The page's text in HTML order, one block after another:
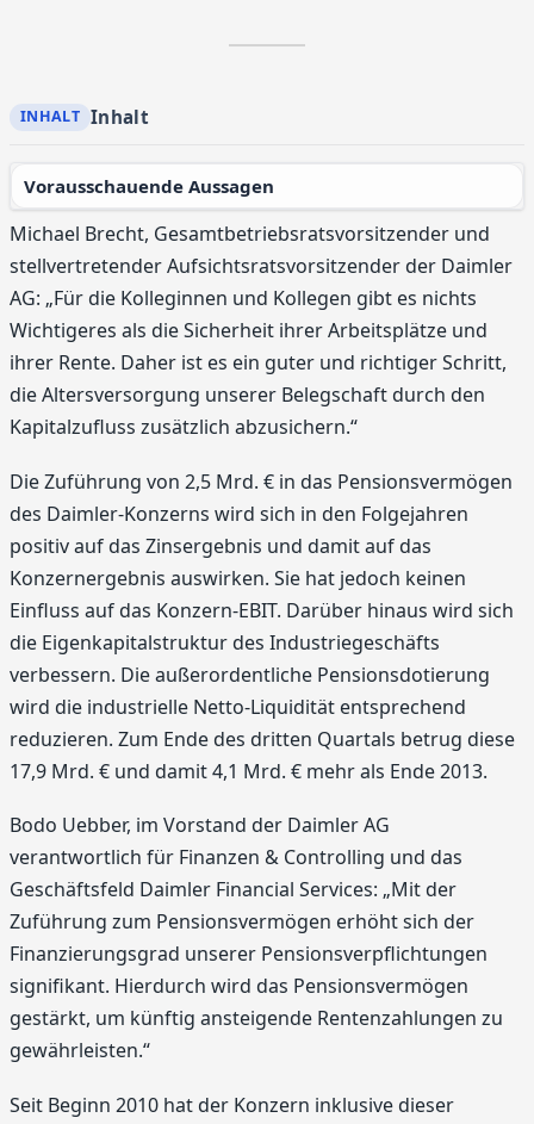
Inhalt
Vorausschauende Aussagen
Michael Brecht, Gesamtbetriebsratsvorsitzender und
stellvertretender Aufsichtsratsvorsitzender der Daimler
AG: „Für die Kolleginnen und Kollegen gibt es nichts
Wichtigeres als die Sicherheit ihrer Arbeitsplätze und
ihrer Rente. Daher ist es ein guter und richtiger Schritt,
die Altersversorgung unserer Belegschaft durch den
Kapitalzufluss zusätzlich abzusichern.“
Die Zuführung von 2,5 Mrd. € in das Pensionsvermögen
des Daimler-Konzerns wird sich in den Folgejahren
positiv auf das Zinsergebnis und damit auf das
Konzernergebnis auswirken. Sie hat jedoch keinen
Einfluss auf das Konzern-EBIT. Darüber hinaus wird sich
die Eigenkapitalstruktur des Industriegeschäfts
verbessern. Die außerordentliche Pensionsdotierung
wird die industrielle Netto-Liquidität entsprechend
reduzieren. Zum Ende des dritten Quartals betrug diese
17,9 Mrd. € und damit 4,1 Mrd. € mehr als Ende 2013.
Bodo Uebber, im Vorstand der Daimler AG
verantwortlich für Finanzen & Controlling und das
Geschäftsfeld Daimler Financial Services: „Mit der
Zuführung zum Pensionsvermögen erhöht sich der
Finanzierungsgrad unserer Pensionsverpflichtungen
signifikant. Hierdurch wird das Pensionsvermögen
gestärkt, um künftig ansteigende Rentenzahlungen zu
gewährleisten.“
Seit Beginn 2010 hat der Konzern inklusive dieser